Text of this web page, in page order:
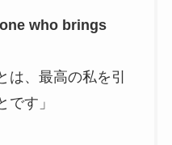
who brings
は、最高の私を引
です」